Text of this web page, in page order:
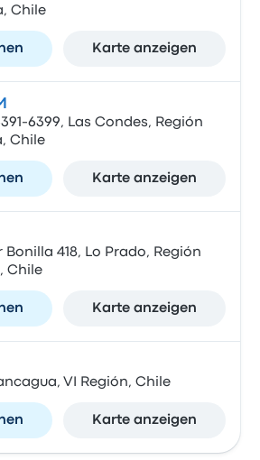
Chile
Karte anzeigen
6399, Las Condes, Región
Chile
Karte anzeigen
Bonilla 418, Lo Prado, Región
Chile
Karte anzeigen
VI Región, Chile
Karte anzeigen